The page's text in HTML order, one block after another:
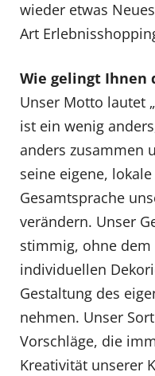
wieder etwas
Art
Wie gelingt Ihnen
Unser Motto lautet
ist ein wenig
anders zusammen
seine eigene,
Gesamtsprache
verändern. Unser
stimmig, ohne dem
individuellen
Gestaltung des
nehmen. Unser
Vorschläge, die
Kreativität unserer